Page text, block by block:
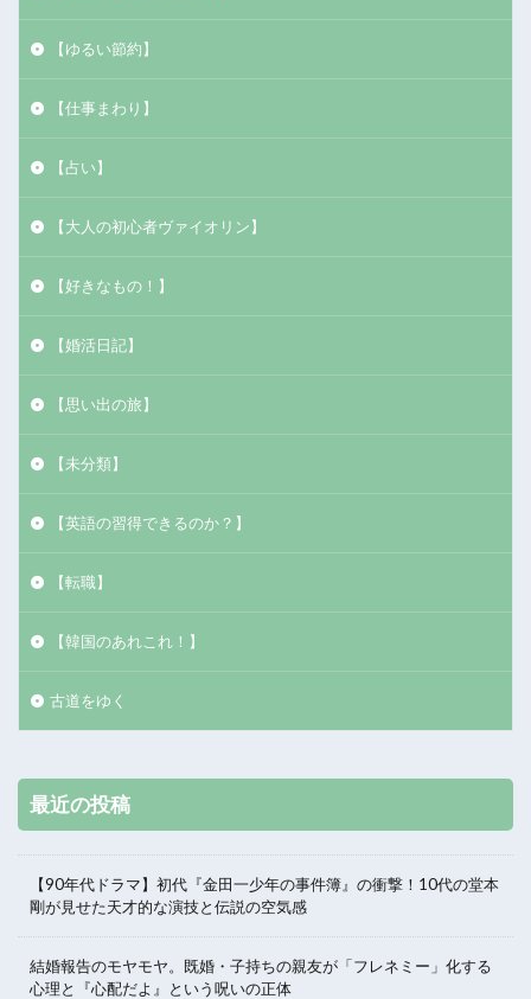
【ゆるい節約】
【仕事まわり】
【占い】
【大人の初心者ヴァイオリン】
【好きなもの！】
【婚活日記】
【思い出の旅】
【未分類】
【英語の習得できるのか？】
【転職】
【韓国のあれこれ！】
古道をゆく
最近の投稿
【90年代ドラマ】初代『金田一少年の事件簿』の衝撃！10代の堂本
剛が見せた天才的な演技と伝説の空気感
結婚報告のモヤモヤ。既婚・子持ちの親友が「フレネミー」化する
心理と『心配だよ』という呪いの正体